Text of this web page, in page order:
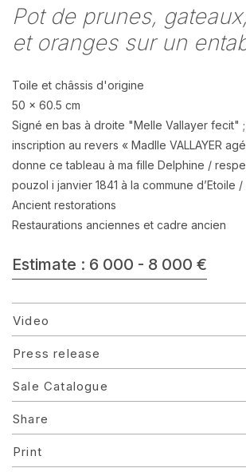
Pot de prunes,
et oranges sur un
Toile et châssis d'origine
50 x 60.5 cm
Signé en bas à droite "Melle Vallayer fecit"
inscription au revers « Madlle VALLAYER
donne ce tableau à ma fille Delphine /
pouzol i janvier 1841 à la commune d’Etoile
Ancient restorations
Restaurations anciennes et cadre ancien
Estimate : 6 000 - 8 000 €
Video
Press release
Sale Catalogue
Share
Print